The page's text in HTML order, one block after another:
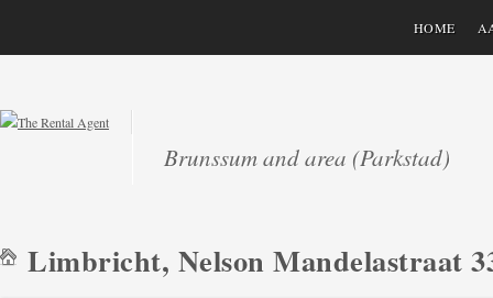
Brunssum and area (Parkstad)
HOME
Limbricht, Nelson Mandelastraat